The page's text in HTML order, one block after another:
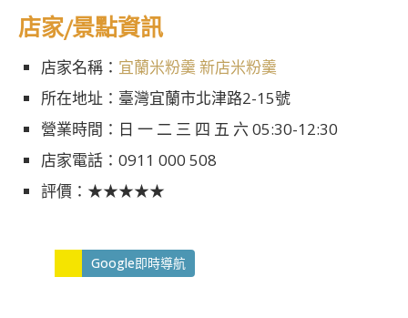
店家/景點資訊
店家名稱： 宜蘭米粉羹 新店米粉羹
所在地址：臺灣宜蘭市北津路2-15號
營業時間：日 一 二 三 四 五 六 05:30-12:30
店家電話：0911 000 508
評價：★★★★★
Google即時導航